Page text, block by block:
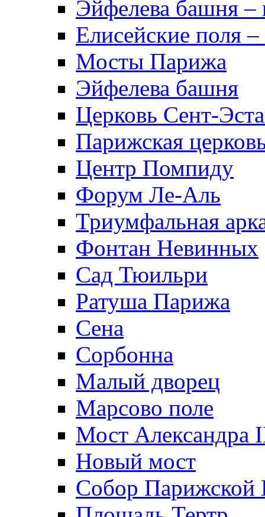
Эйфелева башня –
Елисейские поля
Мосты Парижа
Эйфелева башня
Церковь Сент-
Парижская
Центр Помпиду
Форум Ле-Аль
Триумфальная
Фонтан Невинных
Сад Тюильри
Ратуша Парижа
Сена
Сорбонна
Малый дворец
Марсово поле
Мост Александра
Новый мост
Собор Парижской